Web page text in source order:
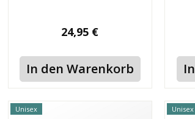
24,95 €
In den Warenkorb
Unisex Unisex